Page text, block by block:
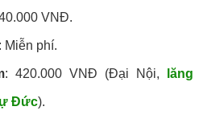
VNĐ.
: Miễn phí.
: 420.000 VNĐ (Đại Nội, lăng
Đức).